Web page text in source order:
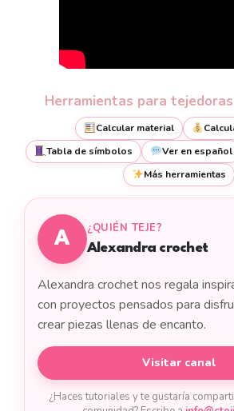
Herramientas para
Calcular material
Tabla de símbolos
Ver en español
Más herramientas
A
¿QUIÉN TEJE?
Alexandra crochet
Alexandra crochet nos regala
con proyectos pensados para
crear piezas llenas de encanto.
Visitar canal
¿Haces tutoriales y te gustaría